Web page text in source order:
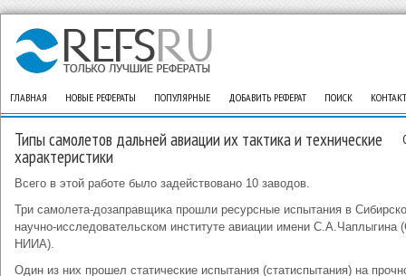
ГЛАВНАЯ НОВЫЕ РЕФЕРАТЫ ПОПУЛЯРНЫЕ ДОБАВИТЬ РЕФЕРАТ ПОИСК
Типы самолетов дальней авиации их тактика и технические
характеристики
Всего в этой работе было задействовано 10 заводов.
Три самолета-дозаправщика прошли ресурсные испытания в
научно-исследовательском институте авиации имени С.А.Чаплыгина
НИИА).
Один из них прошел статические испытания (статиспытания) на